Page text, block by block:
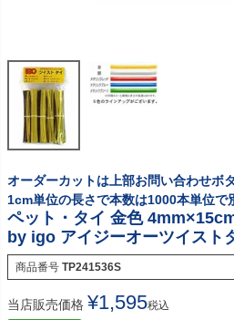
オーダーカットは上部お問い合わせボ
1cm単位の長さで本数は1000本単位で
ペット・タイ 金色
by igo アイジーオーツイスト
商品番号 TP241536S
当店販売価格 ¥1,595税込